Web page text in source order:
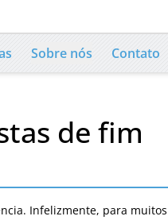
Sobre nós Contato
de fim
Infelizmente, para muitos